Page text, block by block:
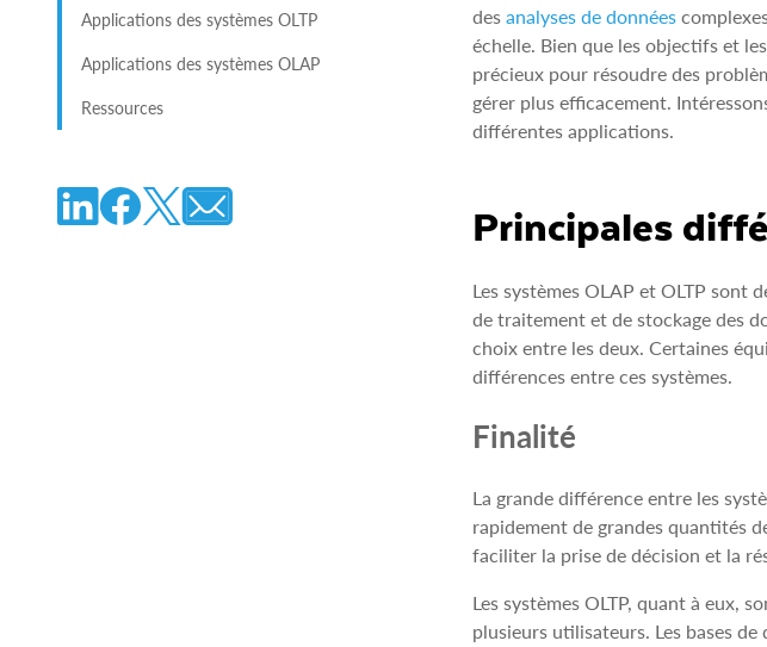
Applications des systèmes OLTP
Applications des systèmes OLAP
Ressources
des analyses de données
échelle. Bien que les objectifs et
précieux pour résoudre des
gérer plus efficacement.
différentes applications.
Principales
Les systèmes OLAP et OLTP sont
de traitement et de stockage des
choix entre les deux. Certaines
différences entre ces systèmes.
Finalité
La grande différence entre les
rapidement de grandes quantités
faciliter la prise de décision et la
Les systèmes OLTP, quant à eux,
plusieurs utilisateurs. Les bases